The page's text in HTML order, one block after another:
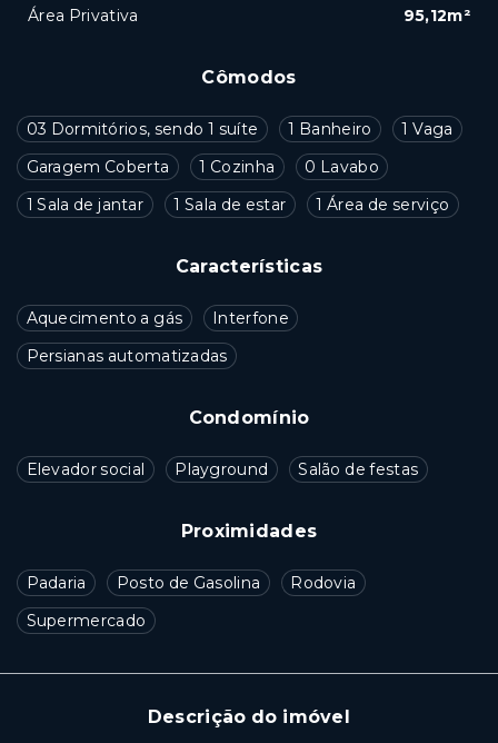
Cômodos
03 Dormitórios, sendo 1 suíte 1 Banheiro
1 Vaga
Garagem Coberta
1 Cozinha
0 Lavabo
1 Sala de jantar
1 Sala de estar 1 Área de serviço
Características
Aquecimento a gás
Interfone
Persianas automatizadas
Condomínio
Elevador social Playground Salão de festas
Proximidades
Padaria Posto de Gasolina
Rodovia
Supermercado
Descrição do imóvel
Área Privativa
95,12m²